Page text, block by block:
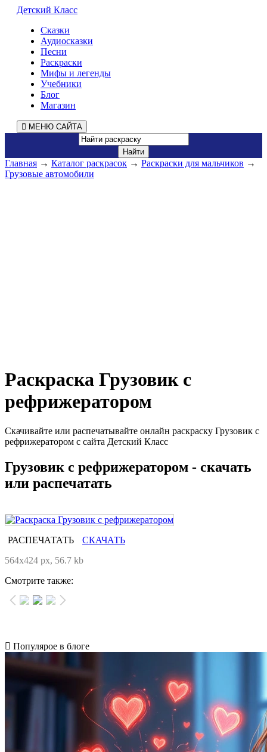
Детский Класс
Сказки
Аудиосказки
Песни
Раскраски
Мифы и легенды
Учебники
Блог
Магазин
МЕНЮ САЙТА
Главная → Каталог раскрасок → Раскраски для мальчиков →
Грузовые автомобили
Раскраска Грузовик с
рефрижератором
Скачивайте или распечатывайте онлайн раскраску Грузовик с
рефрижератором с сайта Детский Класс
Грузовик с рефрижератором - скачать
или распечатать
РАСПЕЧАТАТЬ
СКАЧАТЬ
564x424 px, 56.7 kb
Смотрите также:
Популярое в блоге